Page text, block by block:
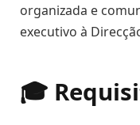
organizada e
executivo à
🎓